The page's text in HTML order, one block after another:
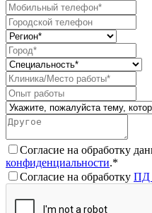
Согласие на обработку
конфиденциальности.*
Согласие на обработку ПД